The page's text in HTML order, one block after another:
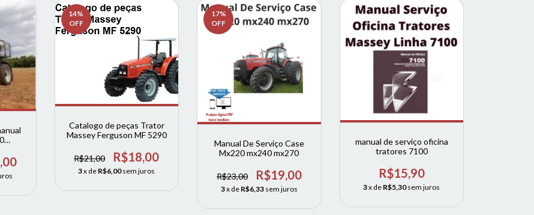
14%
OFF
Catalogo de peças Trator
Massey Ferguson MF 5290
R$21,00 R$18,00
3x de R$6,00sem juros
17%
OFF
Manual De Serviço Case
Mx220 mx240 mx270
R$23,00 R$19,00
3x de R$6,33 sem juros
manual de serviço oficina
tratores 7100
R$15,90
3x de R$5,30sem juros